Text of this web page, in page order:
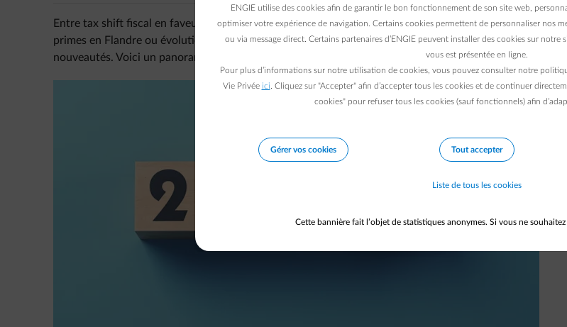
Entre tax shift fiscal en faveur de l’électricité, nouveaux tarifs horaires en Wallonie, réforme des
primes en Flandre ou évolution des certificats verts à Bruxelles, 2026 apporte son lot de
nouveautés. Voici un panorama complet de ce qui change.
ENGIE utilise des cookies afin de garantir le bon fonctionnement de son site web,
optimiser votre expérience de navigation. Certains cookies permettent de personnaliser nos
ou via message direct. Certains partenaires d’ENGIE peuvent installer des cookies sur
vous est présentée en ligne.
Pour plus d’informations sur notre utilisation de cookies, vous pouvez consulter notre
Vie Privée ici . Cliquez sur "Accepter" afin d’accepter tous les cookies et de continuer
cookies" pour refuser tous les cookies (sauf fonctionnels) afin
Gérer vos cookies Tout accepter
Liste de tous les cookies
Cette bannière fait l’objet de statistiques anonymes. Si vous ne